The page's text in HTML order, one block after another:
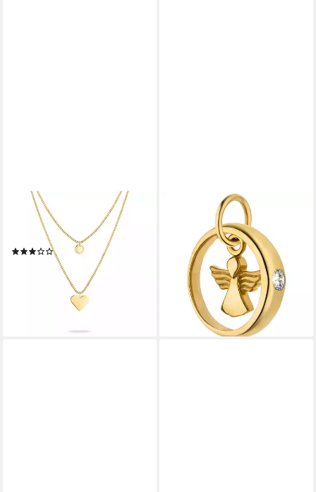
LIEBESKIND BERLIN
Kette mit Anhänger Schmuck
Edelstahl Layered Love Herz
(6)
UVP 79,90 €
lieferbar - in 2-3 Werktagen bei dir
SCHMUCK KRONE
Kettenanhänger Taufring
Anhänger Engel aus 333
Gelbgold mit Zirkonia, Gold
167,95 €
lieferbar - in 2-3 Werktagen bei dir